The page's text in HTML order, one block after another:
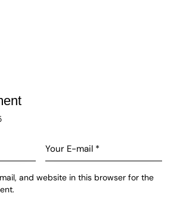
and website in this browser for the